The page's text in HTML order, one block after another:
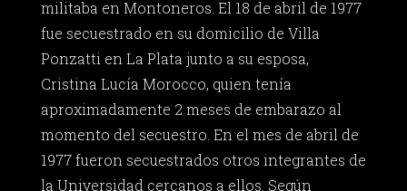
militaba en Montoneros. El 18 de abril de 1977
fue secuestrado en su domicilio de Villa
Ponzatti en La Plata junto a su esposa,
Cristina Lucía Morocco, quien tenía
aproximadamente 2 meses de embarazo al
momento del secuestro. En el mes de abril de
1977 fueron secuestrados otros integrantes de
la Universidad cercanos a ellos. Según